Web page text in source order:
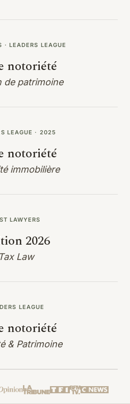
· LEADERS LEAGUE
notoriété
de patrimoine
LEAGUE · 2025
notoriété
immobilière
LAWYERS
2026
Tax Law
LEAGUE
notoriété
& Patrimoine